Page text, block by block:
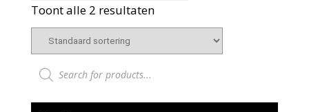
Toont alle 2 resultaten
Producten zoeken